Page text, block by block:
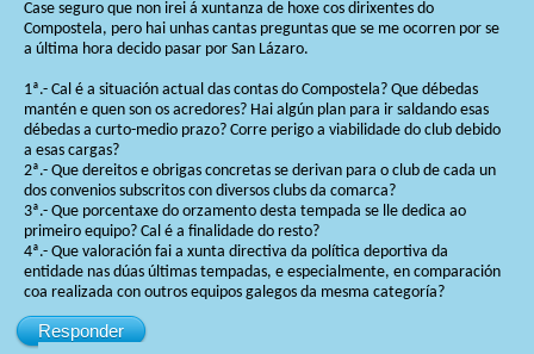
Case seguro que non irei á xuntanza de hoxe cos dirixentes do
Compostela, pero hai unhas cantas preguntas que se me ocorren por se
a última hora decido pasar por San Lázaro.
1ª.- Cal é a situación actual das contas do Compostela? Que débedas
mantén e quen son os acredores? Hai algún plan para ir saldando esas
débedas a curto-medio prazo? Corre perigo a viabilidade do club debido
a esas cargas?
2ª.- Que dereitos e obrigas concretas se derivan para o club de cada un
dos convenios subscritos con diversos clubs da comarca?
3ª.- Que porcentaxe do orzamento desta tempada se lle dedica ao
primeiro equipo? Cal é a finalidade do resto?
4ª.- Que valoración fai a xunta directiva da política deportiva da
entidade nas dúas últimas tempadas, e especialmente, en comparación
coa realizada con outros equipos galegos da mesma categoría?
Responder